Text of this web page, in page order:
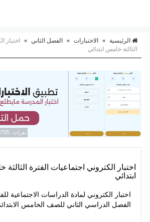
الرئيسية » الاختبارات » الفصل الثاني »
اختبار
الثالثة خامس ابتدائي
نقرات: 203755 / مشاهدات: 284701184
اختبار الكتروني اجتماعيات الفترة
ابتدائي
اختبار الكتروني لمادة الدراسات الاجتماعية
الفصل الدراسي الثاني للصف الخامس